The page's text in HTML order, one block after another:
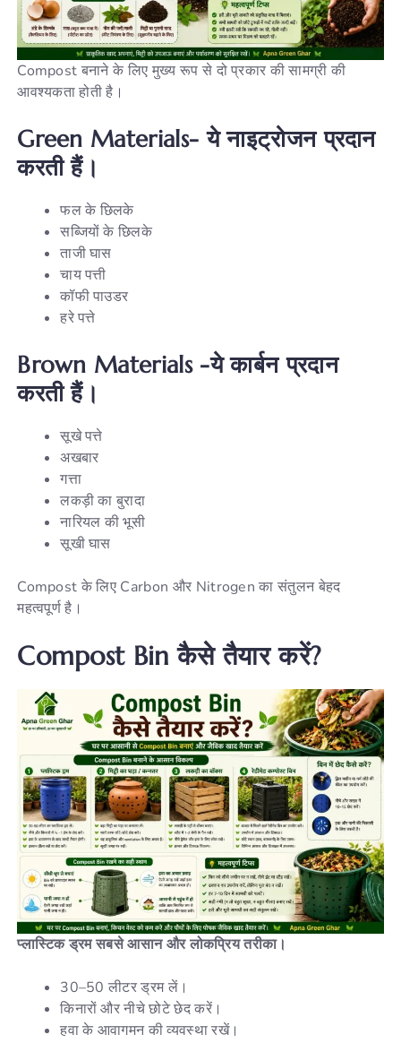
Compost बनाने के लिए मुख्य रूप से दो प्रकार की सामग्री की
आवश्यकता होती है।
Green Materials- ये नाइट्रोजन प्रदान
करती हैं।
फल के छिलके
सब्जियों के छिलके
ताजी घास
चाय पत्ती
कॉफी पाउडर
हरे पत्ते
Brown Materials -ये कार्बन प्रदान
करती हैं।
सूखे पत्ते
अखबार
गत्ता
लकड़ी का बुरादा
नारियल की भूसी
सूखी घास
Compost के लिए Carbon और Nitrogen का संतुलन बेहद
महत्वपूर्ण है।
Compost Bin कैसे तैयार करें?
प्लास्टिक ड्रम सबसे आसान और लोकप्रिय तरीका।
30–50 लीटर ड्रम लें।
किनारों और नीचे छोटे छेद करें।
हवा के आवागमन की व्यवस्था रखें।